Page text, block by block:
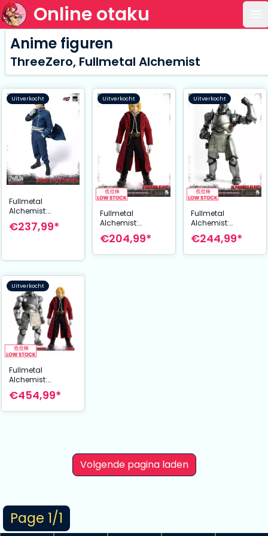
Online otaku
Page 1/1
Anime figuren
ThreeZero, Fullmetal Alchemist
Uitverkocht
Fullmetal
Alchemist:
Brotherhood
Action Figure
€237,99*
Uitverkocht
Fullmetal
Alchemist:
Brotherhood
FigZero Action
€204,99*
Uitverkocht
Fullmetal
Alchemist:
Brotherhood
Action Figure 1/6
€244,99*
Uitverkocht
Fullmetal
Alchemist:
Brotherhood
Action Figures 1/6
€454,99*
Volgende pagina laden